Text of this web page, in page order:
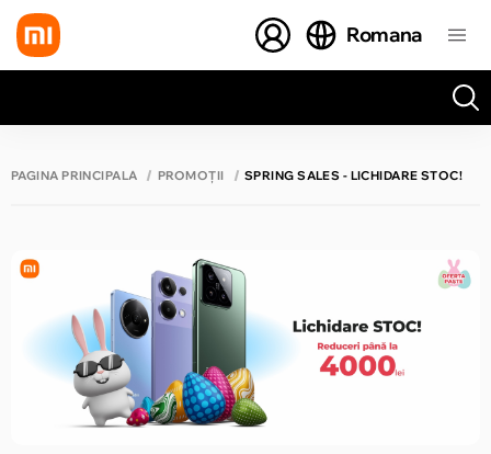
Romana
PAGINA PRINCIPALĂ PROMOȚII SPRING SALES - LICHIDARE STOC!